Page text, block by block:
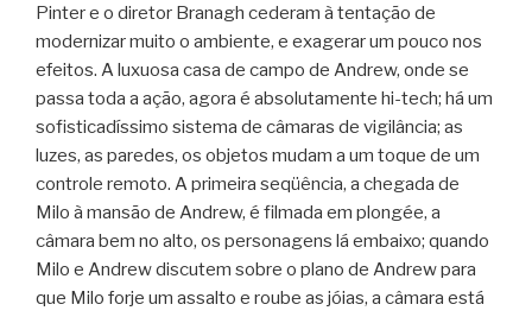
Pinter e o diretor Branagh cederam à tentação de
modernizar muito o ambiente, e exagerar um pouco nos
efeitos. A luxuosa casa de campo de Andrew, onde se
passa toda a ação, agora é absolutamente hi-tech; há um
sofisticadíssimo sistema de câmaras de vigilância; as
luzes, as paredes, os objetos mudam a um toque de um
controle remoto. A primeira seqüência, a chegada de
Milo à mansão de Andrew, é filmada em plongée, a
câmara bem no alto, os personagens lá embaixo; quando
Milo e Andrew discutem sobre o plano de Andrew para
que Milo forje um assalto e roube as jóias, a câmara está